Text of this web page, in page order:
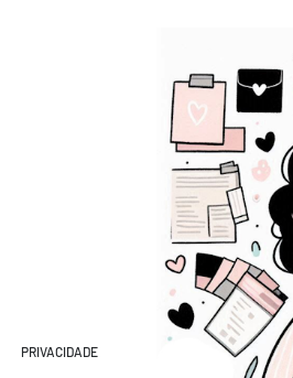
PRIVACIDADE